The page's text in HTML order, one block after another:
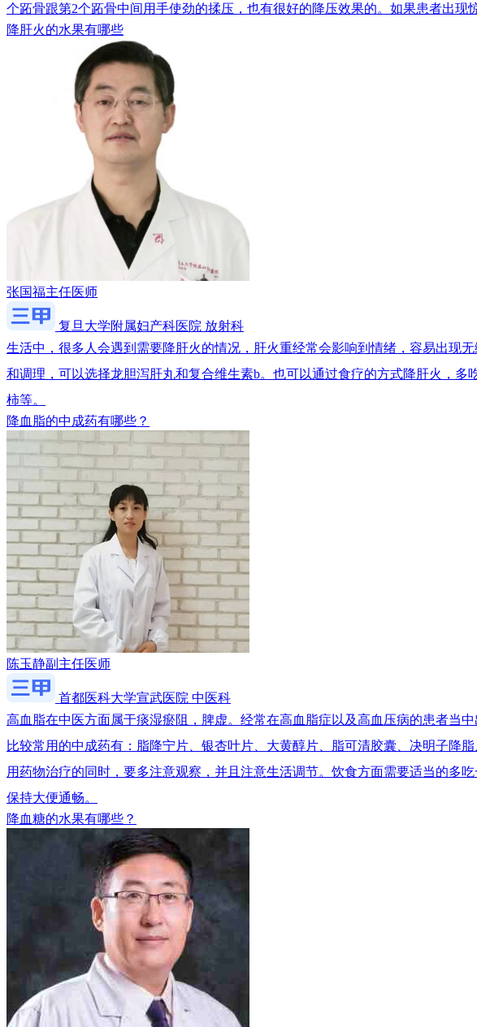
个跖骨跟第2个跖骨中间用手使劲的揉压，也有很好的降压效果的。如果患者出现
降肝火的水果有哪些
张国福主任医师
复旦大学附属妇产科医院 放射科
生活中，很多人会遇到需要降肝火的情况，肝火重经常会影响到情绪，容易出现
和调理，可以选择龙胆泻肝丸和复合维生素b。也可以通过食疗的方式降肝火，
柿等。
降血脂的中成药有哪些？
陈玉静副主任医师
首都医科大学宣武医院 中医科
高血脂在中医方面属于痰湿瘀阻，脾虚。经常在高血脂症以及高血压病的患者当
比较常用的中成药有：脂降宁片、银杏叶片、大黄醇片、脂可清胶囊、决明子降
用药物治疗的同时，要多注意观察，并且注意生活调节。饮食方面需要适当的多
保持大便通畅。
降血糖的水果有哪些？